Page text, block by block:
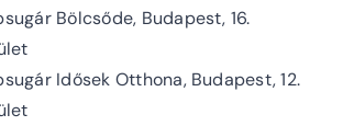
Bölcsőde, Budapest, 16.
Idősek Otthona, Budapest, 12.